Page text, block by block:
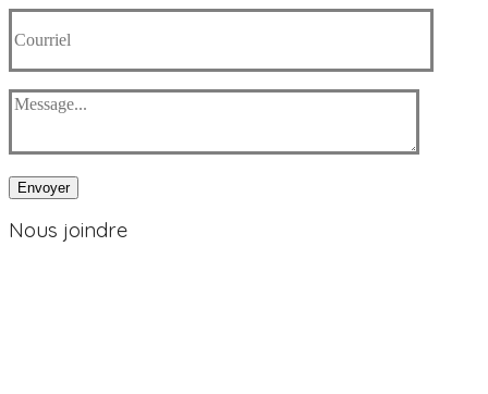
Envoyer
Nous joindre